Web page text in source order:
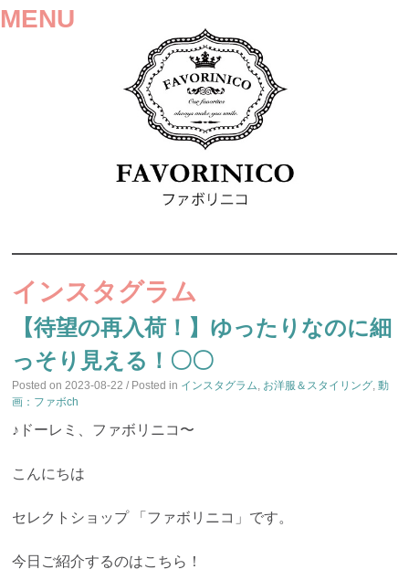
MENU
TO
CONTENT
インスタグラム
【待望の再入荷！】ゆったりなのに細
っそり見える！〇〇
Posted on2023-08-22 / Posted in インスタグラム, お洋服＆スタイリング,動
画：ファボch
♪ドーレミ、ファボリニコ〜
こんにちは
セレクトショップ 「ファボリニコ」です。
今日ご紹介するのはこちら！